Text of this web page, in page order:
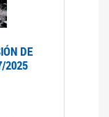
DE
2025